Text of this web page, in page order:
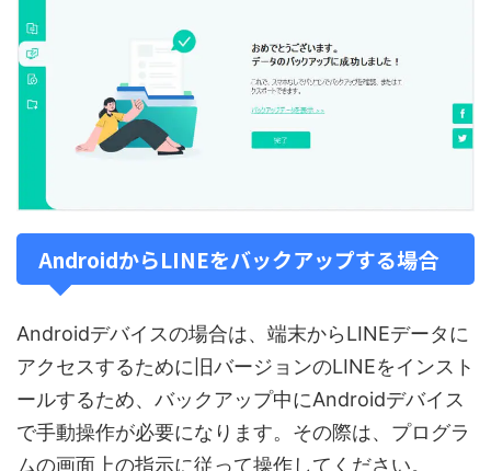
AndroidからLINEをバックアップする場合
Androidデバイスの場合は、端末からLINEデータに
アクセスするために旧バージョンのLINEをインスト
ールするため、バックアップ中にAndroidデバイス
で手動操作が必要になります。その際は、プログラ
ムの画面上の指示に従って操作してください。